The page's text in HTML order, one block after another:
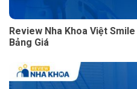
Review Nha Khoa Việt
Bảng Giá